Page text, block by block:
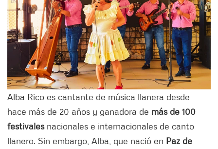
Alba Rico es cantante de música llanera desde
hace más de 20 años y ganadora de más de 100
festivalesnacionales e internacionales de canto
llanero. Sin embargo, Alba, que nació en Paz de